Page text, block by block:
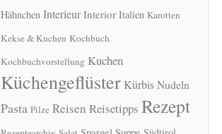
Hähnchen Interieur Interior Italien Karotten
Kekse & Kuchen Kochbuch
Kochbuchvorstellung Kuchen
Küchengeflüster KürbisNudeln
Pasta Pilze Reisen Reisetipps Rezept